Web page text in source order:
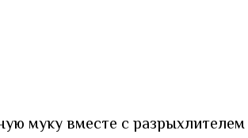
муку вместе с разрыхлителем